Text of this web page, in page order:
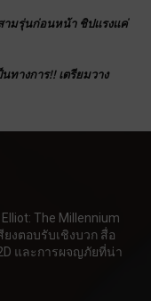
ามรุ่นก่อนหน้า ชิปแรงแค่
ทางการ!! เตรียมวาง
The Millennium
ยงตอบรับเชิงบวก สื่อ
และการผจญภัยที่น่า